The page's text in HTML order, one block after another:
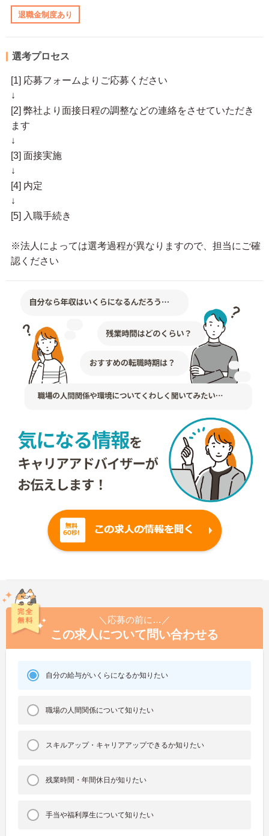
退職金制度あり
選考プロセス
[1] 応募フォームよりご応募ください
↓
[2] 弊社より面接日程の調整などの連絡をさせていただき
ます
↓
[3] 面接実施
↓
[4] 内定
↓
[5] 入職手続き
※法人によっては選考過程が異なりますので、担当にご確
認ください
＼応募の前に…／
この求人について問い合わせる
自分の給与がいくらになるか知りたい
職場の人間関係について知りたい
スキルアップ・キャリアアップできるか知りたい
残業時間・年間休日が知りたい
手当や福利厚生について知りたい